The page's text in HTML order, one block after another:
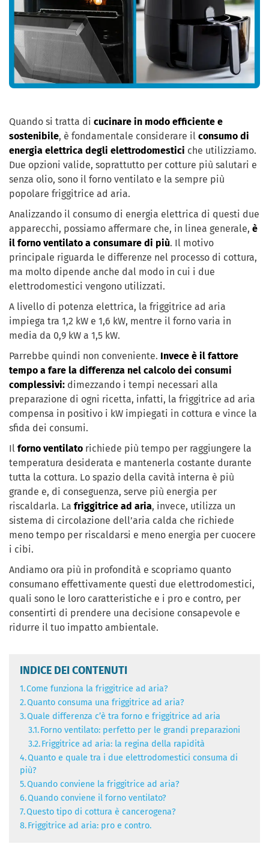
Quando si tratta di cucinare in modo efficiente e
sostenibile, è fondamentale considerare il consumo di
energia elettrica degli elettrodomestici che utilizziamo.
Due opzioni valide, soprattutto per cotture più salutari e
senza olio, sono il forno ventilato e la sempre più
popolare friggitrice ad aria.
Analizzando il consumo di energia elettrica di questi due
apparecchi, possiamo affermare che, in linea generale, è
il forno ventilato a consumare di più. Il motivo
principale riguarda le differenze nel processo di cottura,
ma molto dipende anche dal modo in cui i due
elettrodomestici vengono utilizzati.
A livello di potenza elettrica, la friggitrice ad aria
impiega tra 1,2 kW e 1,6 kW, mentre il forno varia in
media da 0,9 kW a 1,5 kW.
Parrebbe quindi non conveniente. Invece è il fattore
tempo a fare la differenza nel calcolo dei consumi
complessivi: dimezzando i tempi necessari alla
preparazione di ogni ricetta, infatti, la friggitrice ad aria
compensa in positivo i kW impiegati in cottura e vince la
sfida dei consumi.
Il forno ventilato richiede più tempo per raggiungere la
temperatura desiderata e mantenerla costante durante
tutta la cottura. Lo spazio della cavità interna è più
grande e, di conseguenza, serve più energia per
riscaldarla. La friggitrice ad aria, invece, utilizza un
sistema di circolazione dell’aria calda che richiede
meno tempo per riscaldarsi e meno energia per cuocere
i cibi.
Andiamo ora più in profondità e scopriamo quanto
consumano effettivamente questi due elettrodomestici,
quali sono le loro caratteristiche e i pro e contro, per
consentirti di prendere una decisione consapevole e
ridurre il tuo impatto ambientale.
INDICE DEI CONTENUTI
1.Come funziona la friggitrice ad aria?
2.Quanto consuma una friggitrice ad aria?
3.Quale differenza c’è tra forno e friggitrice ad aria
3.1.Forno ventilato: perfetto per le grandi preparazioni
3.2.Friggitrice ad aria: la regina della rapidità
4.Quanto e quale tra i due elettrodomestici consuma di
più?
5.Quando conviene la friggitrice ad aria?
6.Quando conviene il forno ventilato?
7.Questo tipo di cottura è cancerogena?
8.Friggitrice ad aria: pro e contro.